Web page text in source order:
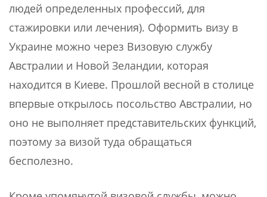
людей определенных профессий, для
стажировки или лечения). Оформить визу в
Украине можно через Визовую службу
Австралии и Новой Зеландии, которая
находится в Киеве. Прошлой весной в столице
впервые открылось посольство Австралии, но
оно не выполняет представительских функций,
поэтому за визой туда обращаться
бесполезно.